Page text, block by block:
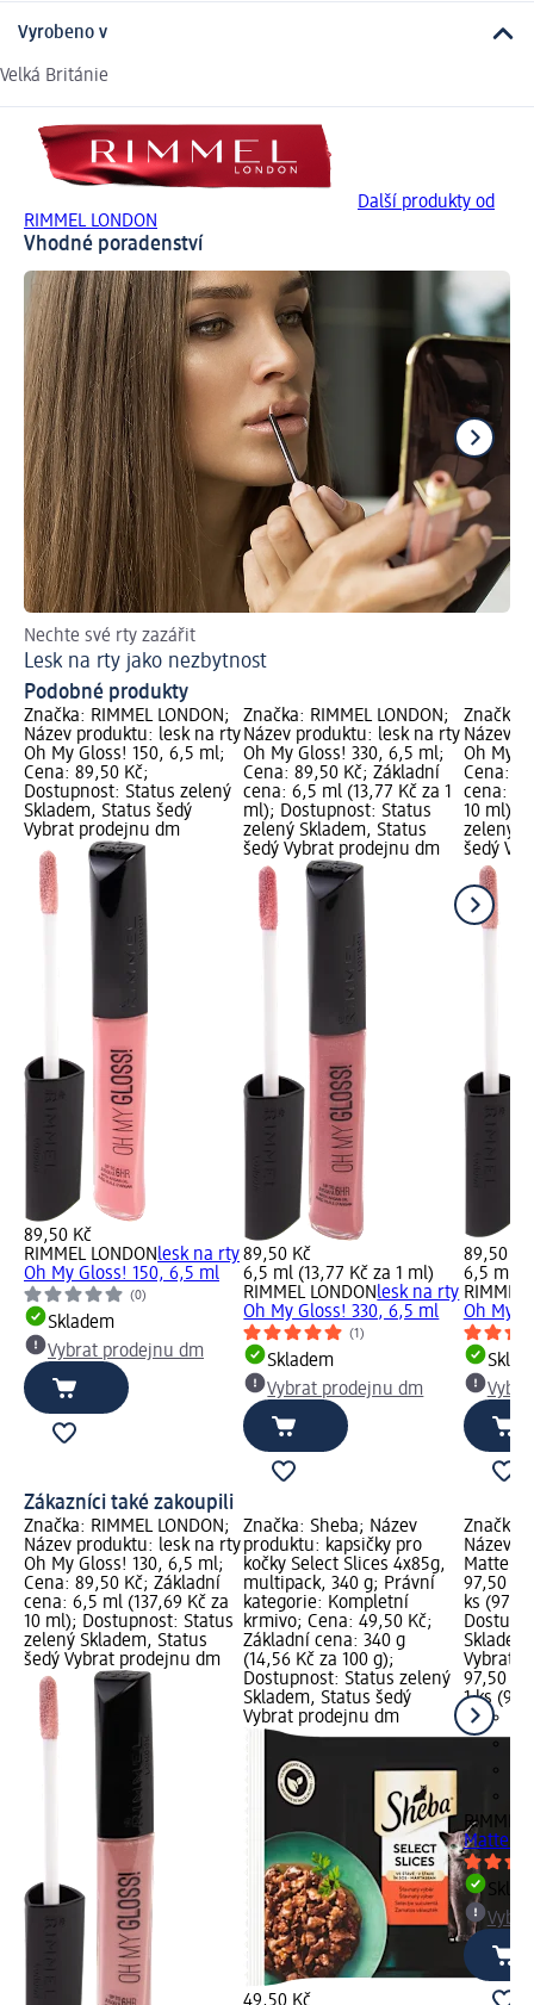
Vyrobeno v
Velká Británie
Další produkty od
RIMMEL LONDON
Vhodné poradenství
Nechte své rty zazářit
Lesk na rty jako nezbytnost
Podobné produkty
Značka: RIMMEL LONDON;
Název produktu: lesk na rty
Oh My Gloss! 150, 6,5 ml;
Cena: 89,50 Kč;
Dostupnost: Status zelený
Skladem, Status šedý
Vybrat prodejnu dm
89,50 Kč
RIMMEL LONDONlesk na rty
Oh My Gloss! 150, 6,5 ml
(0)
Skladem
Vybrat prodejnu dm
Značka: RIMMEL LONDON;
Název produktu: lesk na rty
Oh My Gloss! 330, 6,5 ml;
Cena: 89,50 Kč; Základní
cena: 6,5 ml (13,77 Kč za 1
ml); Dostupnost: Status
zelený Skladem, Status
šedý Vybrat prodejnu dm
89,50 Kč
6,5 ml (13,77 Kč za 1 ml)
RIMMEL LONDONlesk na rty
Oh My Gloss! 330, 6,5 ml
(1)
Skladem
Vybrat prodejnu dm
Značka:
Název
Oh My
Cena:
cena:
10 ml);
zelený
šedý
89,50 Kč
6,5 ml
RIMMEL
Oh My
Zákazníci také zakoupili
Značka: RIMMEL LONDON;
Název produktu: lesk na rty
Oh My Gloss! 130, 6,5 ml;
Cena: 89,50 Kč; Základní
cena: 6,5 ml (137,69 Kč za
10 ml); Dostupnost: Status
zelený Skladem, Status
šedý Vybrat prodejnu dm
Značka: Sheba; Název
produktu: kapsičky pro
kočky Select Slices 4x85g,
multipack, 340 g; Právní
kategorie: Kompletní
krmivo; Cena: 49,50 Kč;
Základní cena: 340 g
(14,56 Kč za 100 g);
Dostupnost: Status zelený
Skladem, Status šedý
Vybrat prodejnu dm
Značka:
Název
Matte
97,50
ks
Vybrat
97,50 Kč
1 ks
RIMMEL
Matte